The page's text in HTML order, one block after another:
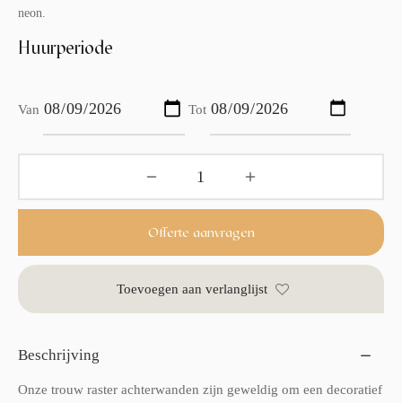
neon.
Huurperiode
Van Tot
Offerte aanvragen
Toevoegen aan verlanglijst
Beschrijving
Onze trouw raster achterwanden zijn geweldig om een decoratief